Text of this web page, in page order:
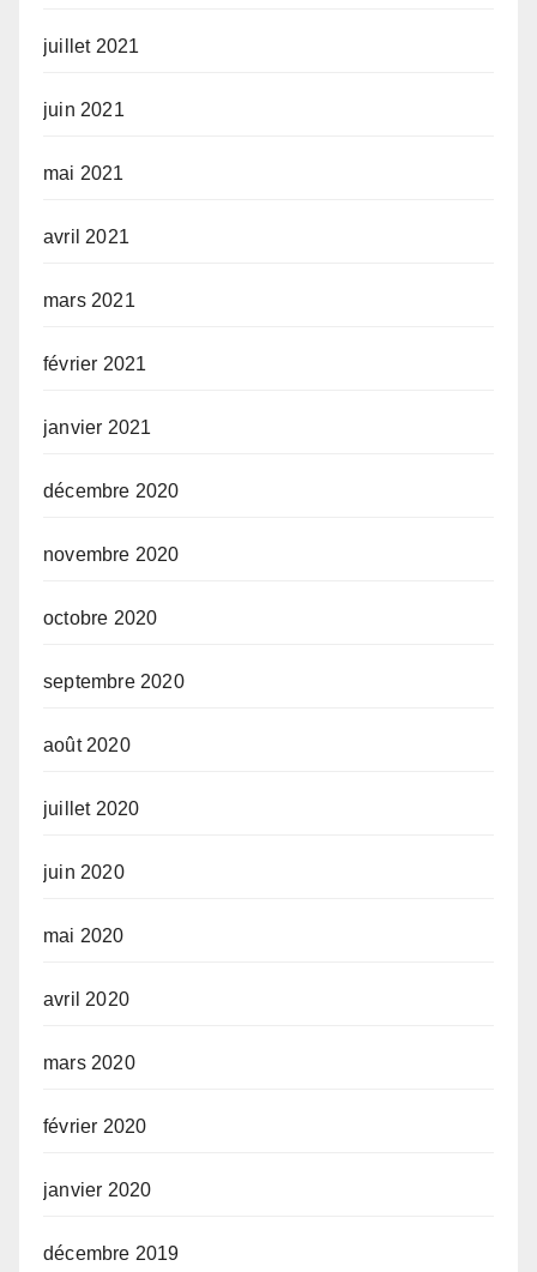
juillet 2021
juin 2021
mai 2021
avril 2021
mars 2021
février 2021
janvier 2021
décembre 2020
novembre 2020
octobre 2020
septembre 2020
août 2020
juillet 2020
juin 2020
mai 2020
avril 2020
mars 2020
février 2020
janvier 2020
décembre 2019